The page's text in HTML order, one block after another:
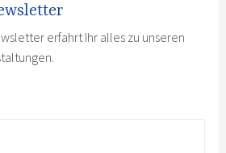
erfahrt Ihr alles zu unseren